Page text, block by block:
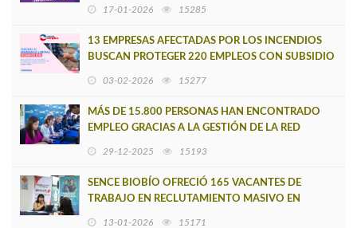
17-01-2026 15285
13 EMPRESAS AFECTADAS POR LOS INCENDIOS
BUSCAN PROTEGER 220 EMPLEOS CON SUBSIDIO
03-02-2026 15277
MÁS DE 15.800 PERSONAS HAN ENCONTRADO
EMPLEO GRACIAS A LA GESTIÓN DE LA RED
29-12-2025 15193
SENCE BIOBÍO OFRECIÓ 165 VACANTES DE
TRABAJO EN RECLUTAMIENTO MASIVO EN
13-01-2026 15171